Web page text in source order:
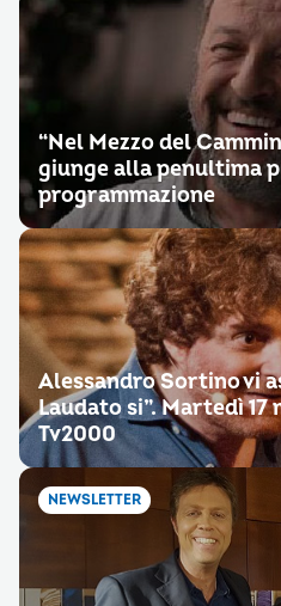
“Nel Mezzo del
giunge alla penultima
programmazione
Alessandro Sortino vi
Laudato si”. Martedì 17
Tv2000
NEWSLETTER